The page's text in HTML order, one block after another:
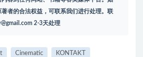
者的合法权益，可联系我们进行处理。联
2-3天处理
Cinematic KONTAKT